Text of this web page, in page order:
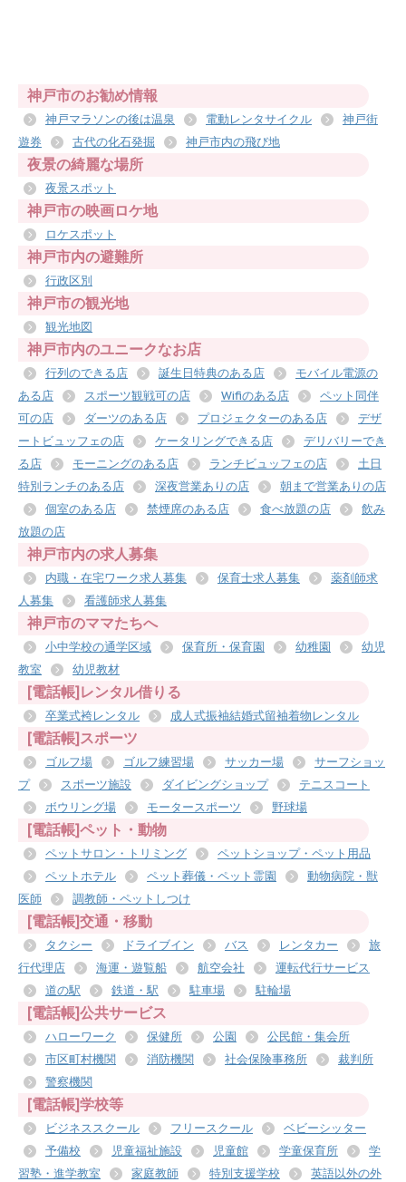
神戸市のお勧め情報
神戸マラソンの後は温泉 電動レンタサイクル
神戸街
遊券
古代の化石発掘 神戸市内の飛び地
夜景の綺麗な場所
夜景スポット
神戸市の映画ロケ地
ロケスポット
神戸市内の避難所
行政区別
神戸市の観光地
観光地図
神戸市内のユニークなお店
行列のできる店 誕生日特典のある店
モバイル電源の
ある店
スポーツ観戦可の店 Wifiのある店
ペット同伴
可の店
ダーツのある店 プロジェクターのある店
デザ
ートビュッフェの店
ケータリングできる店
デリバリーでき
る店
モーニングのある店 ランチビュッフェの店
土日
特別ランチのある店
深夜営業ありの店
朝まで営業ありの店
個室のある店
禁煙席のある店 食べ放題の店
飲み
放題の店
神戸市内の求人募集
内職・在宅ワーク求人募集 保育士求人募集
薬剤師求
人募集
看護師求人募集
神戸市のママたちへ
小中学校の通学区域 保育所・保育園 幼稚園
幼児
教室
幼児教材
[電話帳]レンタル借りる
卒業式袴レンタル 成人式振袖結婚式留袖着物レンタル
[電話帳]スポーツ
ゴルフ場 ゴルフ練習場 サッカー場
サーフショッ
プ
スポーツ施設 ダイビングショップ
テニスコート
ボウリング場
モータースポーツ 野球場
[電話帳]ペット・動物
ペットサロン・トリミング
ペットショップ・ペット用品
ペットホテル
ペット葬儀・ペット霊園
動物病院・獣
医師
調教師・ペットしつけ
[電話帳]交通・移動
タクシー ドライブイン バス レンタカー
旅
行代理店
海運・遊覧船 航空会社
運転代行サービス
道の駅
鉄道・駅 駐車場 駐輪場
[電話帳]公共サービス
ハローワーク 保健所 公園
公民館・集会所
市区町村機関
消防機関 社会保険事務所
裁判所
警察機関
[電話帳]学校等
ビジネススクール フリースクール
ベビーシッター
予備校
児童福祉施設 児童館 学童保育所
学
習塾・進学教室
家庭教師 特別支援学校 英語以外の外